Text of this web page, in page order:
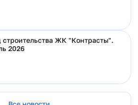
строительства ЖК "Контрасты".
2026